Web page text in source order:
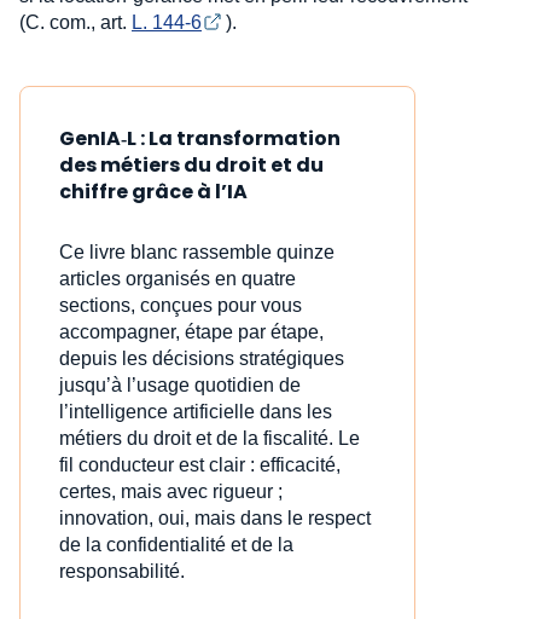
(C. com., art. L. 144-6 ).
GenIA‑L : La transformation
des métiers du droit et du
chiffre grâce à l’IA
Ce livre blanc rassemble quinze
articles organisés en quatre
sections, conçues pour vous
accompagner, étape par étape,
depuis les décisions stratégiques
jusqu’à l’usage quotidien de
l’intelligence artificielle dans les
métiers du droit et de la fiscalité. Le
fil conducteur est clair : efficacité,
certes, mais avec rigueur ;
innovation, oui, mais dans le respect
de la confidentialité et de la
responsabilité.